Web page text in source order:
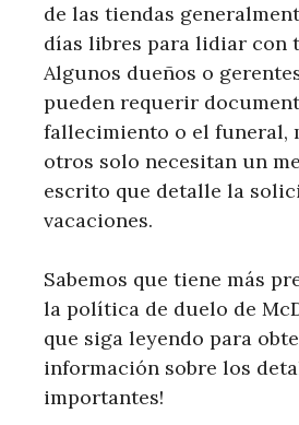
de las tiendas
días libres para lidiar con
Algunos dueños o
pueden requerir
fallecimiento o el funeral,
otros solo necesitan un
escrito que detalle la
vacaciones.
Sabemos que tiene más
la política de duelo de
que siga leyendo para
información sobre los
importantes!